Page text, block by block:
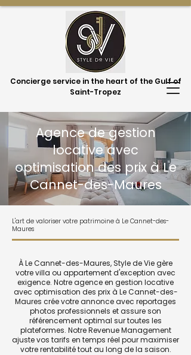
Concierge service in the heart of the Gulf of
Saint-Tropez
Agence de gestion
locative avec
optimisation des prix à Le
Cannet-des-Maures
L'art de valoriser votre patrimoine à Le Cannet-des-
Maures
À Le Cannet-des-Maures, Style de Vie gère
votre villa ou appartement d'exception avec
exigence. Notre agence en gestion locative
avec optimisation des prix à Le Cannet-des-
Maures crée votre annonce avec reportages
photos professionnels et assure son
référencement optimal sur toutes les
plateformes. Notre Revenue Management
ajuste vos tarifs en temps réel pour maximiser
votre rentabilité tout au long de la saison.